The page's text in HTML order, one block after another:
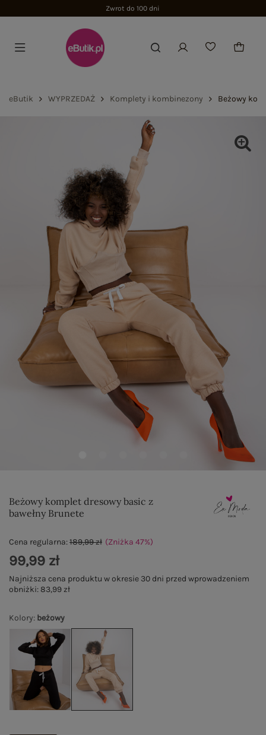
Zwrot do 100 dni
eButik WYPRZEDAŻ Komplety i kombinezony Beżowy
Beżowy komplet dresowy basic z
bawełny Brunete
Kolory: beżowy
Cena regularna:189,99 zł (Zniżka 47%)
99,99 zł
Najniższa cena produktu w okresie 30 dni przed wprowadzeniem
obniżki: 83,99 zł